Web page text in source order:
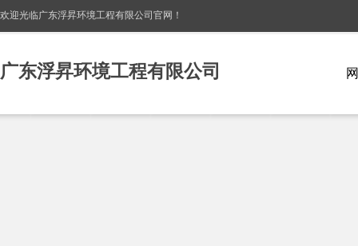
欢迎光临广东浮昇环境工程有限公司 官网！
广东浮昇环境工程有限公司